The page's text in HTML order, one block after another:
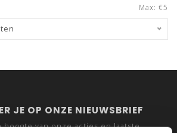
Max: €5
JE OP ONZE NIEUWSBRIEF
van onze acties en laatste